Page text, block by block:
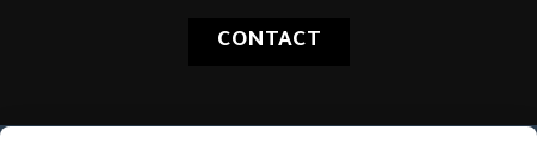
CONTACT